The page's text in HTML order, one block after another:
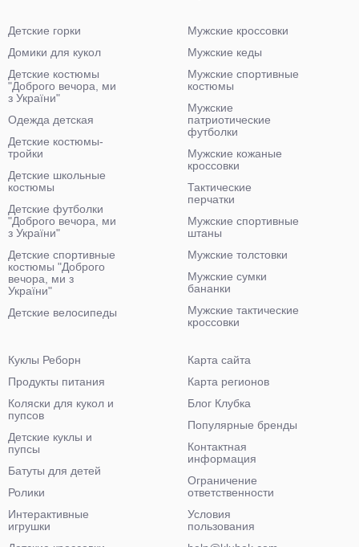
Детские горки
Домики для кукол
Детские костюмы
"Доброго вечора, ми
з України"
Одежда детская
Детские костюмы-
тройки
Детские школьные
костюмы
Детские футболки
"Доброго вечора, ми
з України"
Детские спортивные
костюмы "Доброго
вечора, ми з
України"
Детские велосипеды
Мужские кроссовки
Мужские кеды
Мужские спортивные
костюмы
Мужские
патриотические
футболки
Мужские кожаные
кроссовки
Тактические
перчатки
Мужские спортивные
штаны
Мужские толстовки
Мужские сумки
бананки
Мужские тактические
кроссовки
Куклы Реборн
Продукты питания
Коляски для кукол и
пупсов
Детские куклы и
пупсы
Батуты для детей
Ролики
Интерактивные
игрушки
Карта сайта
Карта регионов
Блог Клубка
Популярные бренды
Контактная
информация
Ограничение
ответственности
Условия
пользования